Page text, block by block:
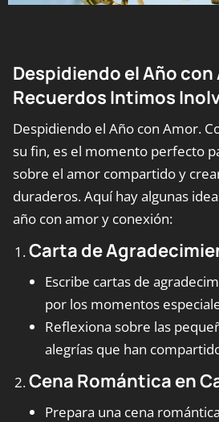
Despidiendo el Año con
Recuerdos Intimos
Despidiendo el Año con Amor.
su fin, es el momento perfecto
sobre el amor compartido y
duraderos. Aquí hay algunas
año con amor y conexión:
Carta de
Escribe cartas de
por los momentos
Reflexiona sobre las
alegrías que han
Cena Romántica en
Prepara una cena